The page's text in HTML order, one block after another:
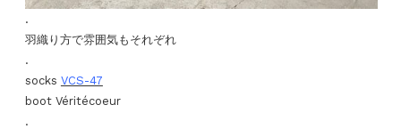
.
羽織り方で雰囲気もそれぞれ
.
socks VCS-47
boot Véritécoeur
.